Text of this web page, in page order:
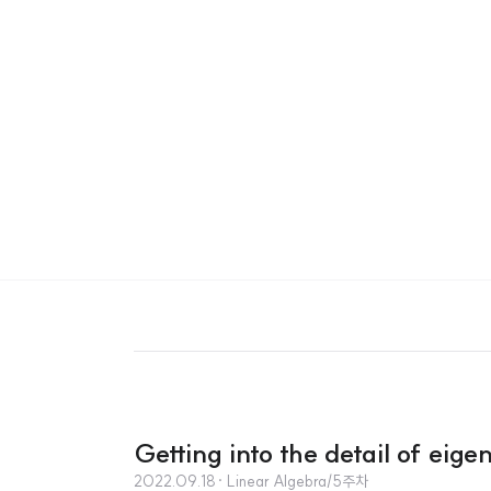
Getting into the detail of
2022.09.18 · Linear Algebra/5주차